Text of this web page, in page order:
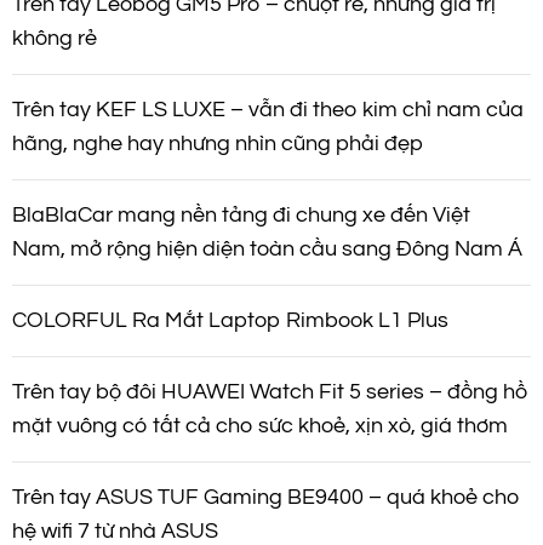
Trên tay Leobog GM5 Pro – chuột rẻ, nhưng giá trị
không rẻ
Trên tay KEF LS LUXE – vẫn đi theo kim chỉ nam của
hãng, nghe hay nhưng nhìn cũng phải đẹp
BlaBlaCar mang nền tảng đi chung xe đến Việt
Nam, mở rộng hiện diện toàn cầu sang Đông Nam Á
COLORFUL Ra Mắt Laptop Rimbook L1 Plus
Trên tay bộ đôi HUAWEI Watch Fit 5 series – đồng hồ
mặt vuông có tất cả cho sức khoẻ, xịn xò, giá thơm
Trên tay ASUS TUF Gaming BE9400 – quá khoẻ cho
hệ wifi 7 từ nhà ASUS